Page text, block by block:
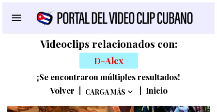
Videoclips relacionados con:
D-Alex
¡Se encontraron múltiples resultados!
Volver
CARGA MÁS Inicio